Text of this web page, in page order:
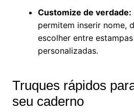
Customize de verdade:
permitem inserir nome,
escolher entre
personalizadas.
Truques rápidos
seu caderno